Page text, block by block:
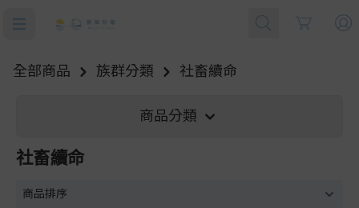
Cart
全部商品 族群分類 社畜續命
商品分類
社畜續命